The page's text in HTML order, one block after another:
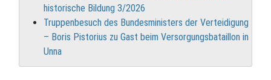
historische Bildung 3/2026
Truppenbesuch des Bundesministers der Verteidigung
– Boris Pistorius zu Gast beim Versorgungsbataillon in
Unna